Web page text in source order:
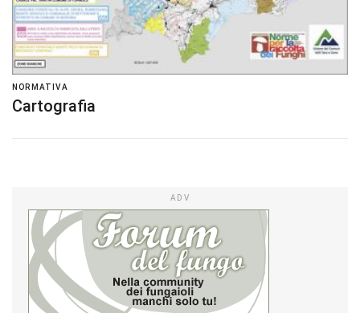
NORMATIVA
Cartografia
ADV